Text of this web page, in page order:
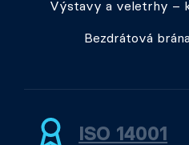
Výstavy a veletrhy –
Bezdrátová
ISO 14001